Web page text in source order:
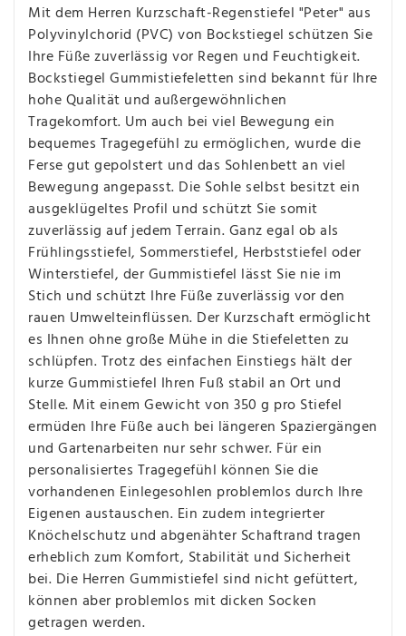
Mit dem Herren Kurzschaft-Regenstiefel "Peter" aus
Polyvinylchorid (PVC) von Bockstiegel schützen Sie
Ihre Füße zuverlässig vor Regen und Feuchtigkeit.
Bockstiegel Gummistiefeletten sind bekannt für Ihre
hohe Qualität und außergewöhnlichen
Tragekomfort. Um auch bei viel Bewegung ein
bequemes Tragegefühl zu ermöglichen, wurde die
Ferse gut gepolstert und das Sohlenbett an viel
Bewegung angepasst. Die Sohle selbst besitzt ein
ausgeklügeltes Profil und schützt Sie somit
zuverlässig auf jedem Terrain. Ganz egal ob als
Frühlingsstiefel, Sommerstiefel, Herbststiefel oder
Winterstiefel, der Gummistiefel lässt Sie nie im
Stich und schützt Ihre Füße zuverlässig vor den
rauen Umwelteinflüssen. Der Kurzschaft ermöglicht
es Ihnen ohne große Mühe in die Stiefeletten zu
schlüpfen. Trotz des einfachen Einstiegs hält der
kurze Gummistiefel Ihren Fuß stabil an Ort und
Stelle. Mit einem Gewicht von 350 g pro Stiefel
ermüden Ihre Füße auch bei längeren Spaziergängen
und Gartenarbeiten nur sehr schwer. Für ein
personalisiertes Tragegefühl können Sie die
vorhandenen Einlegesohlen problemlos durch Ihre
Eigenen austauschen. Ein zudem integrierter
Knöchelschutz und abgenähter Schaftrand tragen
erheblich zum Komfort, Stabilität und Sicherheit
bei. Die Herren Gummistiefel sind nicht gefüttert,
können aber problemlos mit dicken Socken
getragen werden.